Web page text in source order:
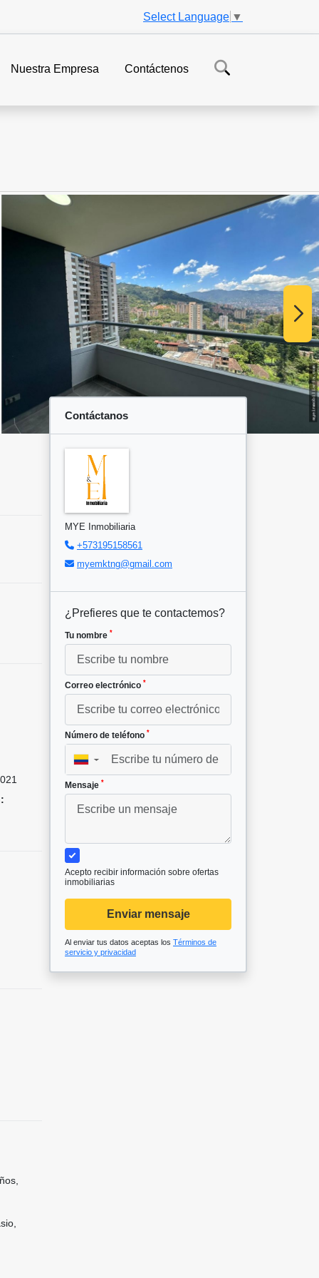
Select Language ▼
Nuestra Empresa Contáctenos
Contáctanos
MYE Inmobiliaria
+573195158561
myemktng@gmail.com
¿Prefieres que te contactemos?
Tu nombre *
Correo electrónico *
Número de teléfono *
▼
Mensaje *
Acepto recibir información sobre ofertas
inmobiliarias
Enviar mensaje
Al enviar tus datos aceptas los Términos de
servicio y privacidad